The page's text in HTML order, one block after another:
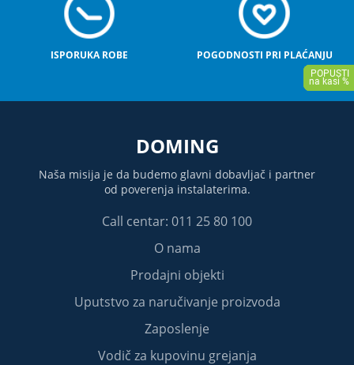
ISPORUKA ROBE POGODNOSTI PRI PLAĆANJU
DOMING
Naša misija je da budemo glavni dobavljač i partner
od poverenja instalaterima.
Call centar: 011 25 80 100
O nama
Prodajni objekti
Uputstvo za naručivanje proizvoda
Zaposlenje
Vodič za kupovinu grejanja